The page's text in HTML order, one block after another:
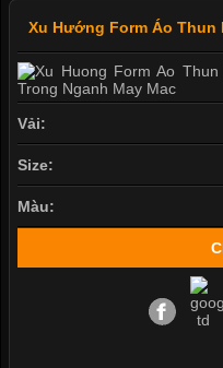
Xu Hướng Form Áo Thun
Vải:
Size:
Màu: